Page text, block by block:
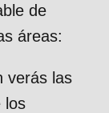
de
áreas:
verás las
los